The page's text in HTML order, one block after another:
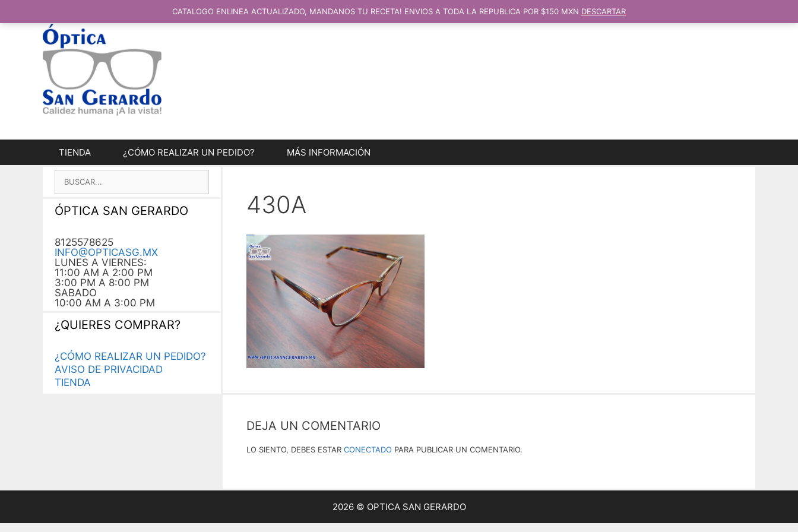
TIENDA ¿CÓMO REALIZAR UN PEDIDO? MÁS INFORMACIÓN
430A
DEJA UN COMENTARIO
LO SIENTO, DEBES ESTAR CONECTADO PARA PUBLICAR UN COMENTARIO.
BUSCAR:
ÓPTICA SAN GERARDO
8125578625
INFO@OPTICASG.MX
LUNES A VIERNES:
11:00 AM A 2:00 PM
3:00 PM A 8:00 PM
SABADO
10:00 AM A 3:00 PM
¿QUIERES COMPRAR?
¿CÓMO REALIZAR UN PEDIDO?
AVISO DE PRIVACIDAD
TIENDA
2026 © OPTICA SAN GERARDO
CATALOGO ENLINEA ACTUALIZADO, MANDANOS TU RECETA! ENVIOS A TODA LA REPUBLICA POR $150 MXN DESCARTAR